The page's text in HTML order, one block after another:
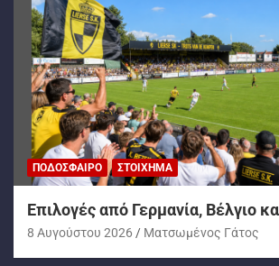
ΠΟΔΌΣΦΑΙΡΟ ΣΤΟΊΧΗΜΑ
Επιλογές από Γερμανία, Βέλγιο
8 Αυγούστου 2026 Ματσωμένος Γάτος